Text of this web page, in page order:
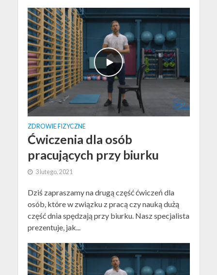
ZDROWIE FIZYCZNE
Ćwiczenia dla osób
pracujących przy biurku
3 lutego, 2021
Dziś zapraszamy na drugą część ćwiczeń dla
osób, które w związku z pracą czy nauką dużą
część dnia spędzają przy biurku. Nasz specjalista
prezentuje, jak...